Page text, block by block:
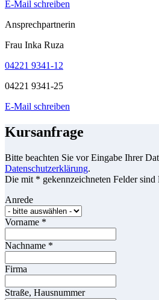
E-Mail schreiben
Ansprechpartnerin
Frau Inka Ruza
04221 9341-12
04221 9341-25
E-Mail schreiben
Kursanfrage
Bitte beachten Sie vor Eingabe Ihrer
Datenschutzerklärung.
Die mit * gekennzeichneten Felder sind
Anrede
Vorname *
Nachname *
Firma
Straße, Hausnummer